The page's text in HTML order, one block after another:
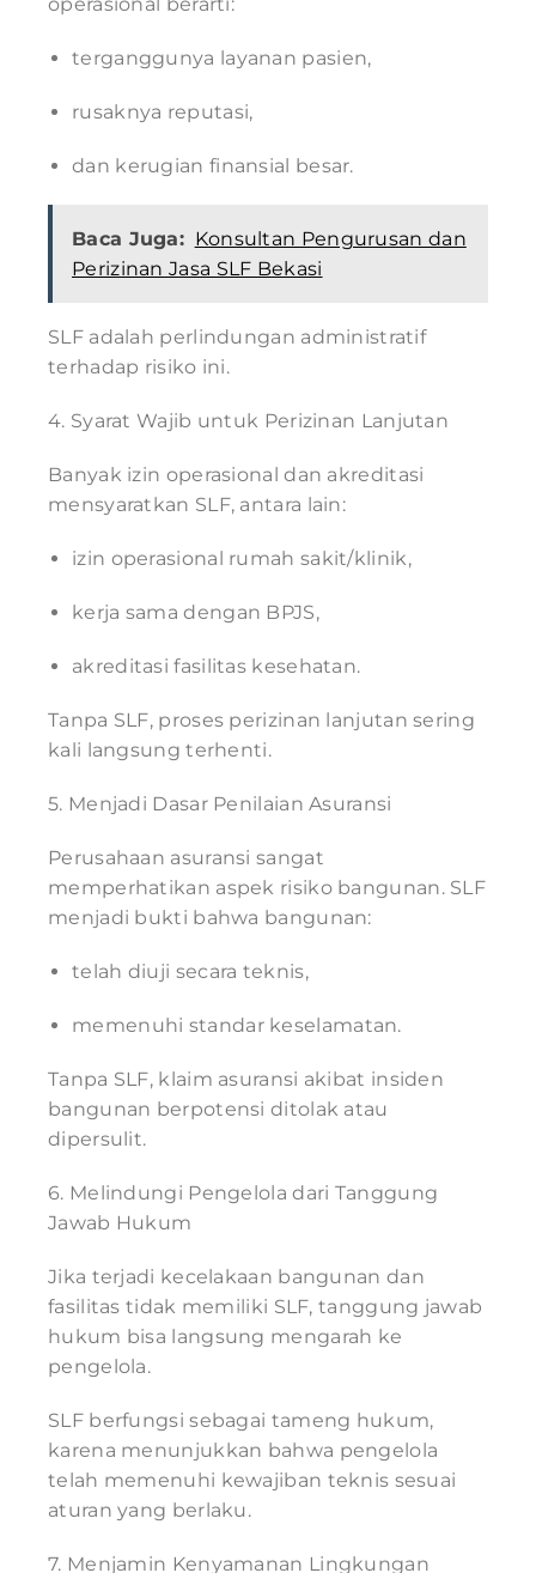
terganggunya layanan pasien,
rusaknya reputasi,
dan kerugian finansial besar.
Baca Juga: Konsultan Pengurusan dan
Perizinan Jasa SLF Bekasi
SLF adalah perlindungan administratif
terhadap risiko ini.
4. Syarat Wajib untuk Perizinan Lanjutan
Banyak izin operasional dan akreditasi
mensyaratkan SLF, antara lain:
izin operasional rumah sakit/klinik,
kerja sama dengan BPJS,
akreditasi fasilitas kesehatan.
Tanpa SLF, proses perizinan lanjutan sering
kali langsung terhenti.
5. Menjadi Dasar Penilaian Asuransi
Perusahaan asuransi sangat
memperhatikan aspek risiko bangunan. SLF
menjadi bukti bahwa bangunan:
telah diuji secara teknis,
memenuhi standar keselamatan.
Tanpa SLF, klaim asuransi akibat insiden
bangunan berpotensi ditolak atau
dipersulit.
6. Melindungi Pengelola dari Tanggung
Jawab Hukum
Jika terjadi kecelakaan bangunan dan
fasilitas tidak memiliki SLF, tanggung jawab
hukum bisa langsung mengarah ke
pengelola.
SLF berfungsi sebagai tameng hukum,
karena menunjukkan bahwa pengelola
telah memenuhi kewajiban teknis sesuai
aturan yang berlaku.
7. Menjamin Kenyamanan Lingkungan